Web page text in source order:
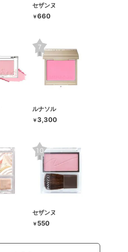
セザンヌ
￥660
ルナソル
￥3,300
セザンヌ
￥ 550